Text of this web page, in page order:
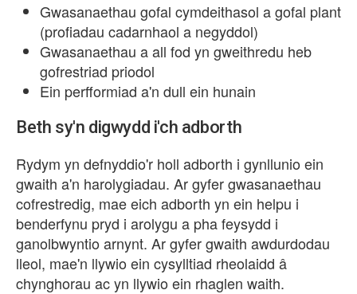
Gwasanaethau gofal cymdeithasol a gofal plant
(profiadau cadarnhaol a negyddol)
Gwasanaethau a all fod yn gweithredu heb
gofrestriad priodol
Ein perfformiad a'n dull ein hunain
Beth sy'n digwydd i'ch adborth
Rydym yn defnyddio'r holl adborth i gynllunio ein
gwaith a'n harolygiadau. Ar gyfer gwasanaethau
cofrestredig, mae eich adborth yn ein helpu i
benderfynu pryd i arolygu a pha feysydd i
ganolbwyntio arnynt. Ar gyfer gwaith awdurdodau
lleol, mae'n llywio ein cysylltiad rheolaidd
chynghorau ac yn llywio ein rhaglen waith.